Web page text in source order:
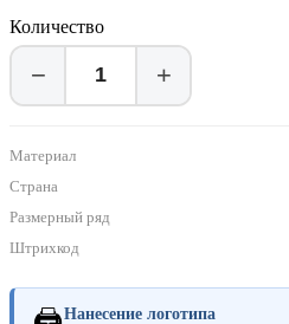
Количество
− +
Материал
Страна
Размерный ряд
Штрихкод
Нанесение логотипа